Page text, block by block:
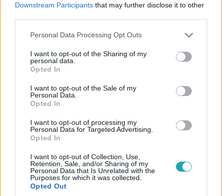
Downstream Participants that may further disclose it to other
Please note that this website/app uses one or more Google
not limited to your visit or usage behaviour. You may click to
grant or deny consent to Google and its third-party tags to
use your data for below specified purposes in below Google
consent section.
Personal Data Processing Opt Outs
I want to opt-out of the Sharing of my
personal data.
Opted In
I want to opt-out of the Sale of my
Personal Data.
Opted In
I want to opt-out of processing my
Personal Data for Targeted Advertising.
Opted In
I want to opt-out of Collection, Use,
Retention, Sale, and/or Sharing of my
Personal Data that Is Unrelated with the
Purposes for which it was collected.
Opted Out
A mi kis falunk
2026. február 19. 13:10
Mozifesztivállal érkezik A mi kis falunk 10. évada
sikersorozatának várva várt 10. jubileumi évada A mi kis
falunk mozifesztivállal indul, március 2-án.